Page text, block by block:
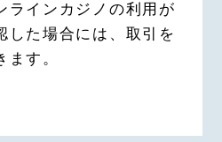
ラインカジノの利用が
した場合には、取引を
す。